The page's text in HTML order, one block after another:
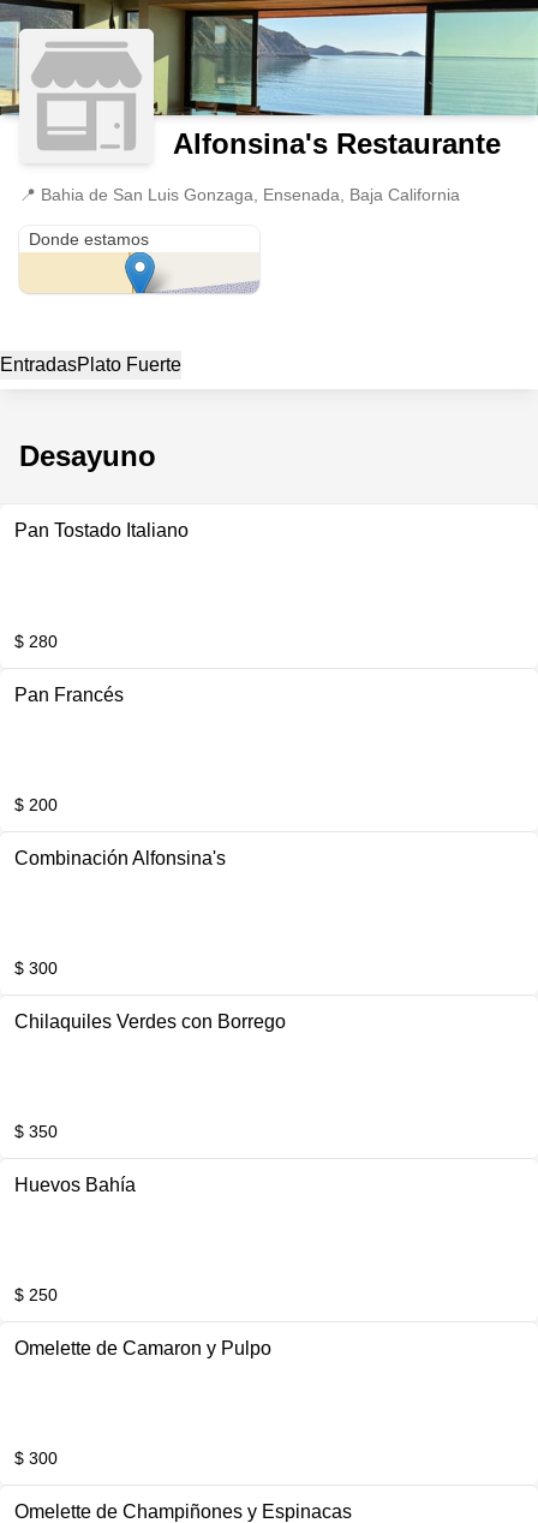
Alfonsina's Restaurante
📍 Bahia de San Luis Gonzaga, Ensenada, Baja California
Donde estamos
EntradasPlato Fuerte
Desayuno
Pan Tostado Italiano
$ 280
Pan Francés
$ 200
Combinación Alfonsina's
$ 300
Chilaquiles Verdes con Borrego
$ 350
Huevos Bahía
$ 250
Omelette de Camaron y Pulpo
$ 300
Omelette de Champiñones y Espinacas